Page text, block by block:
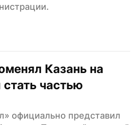
Казань на
частью
официально представил